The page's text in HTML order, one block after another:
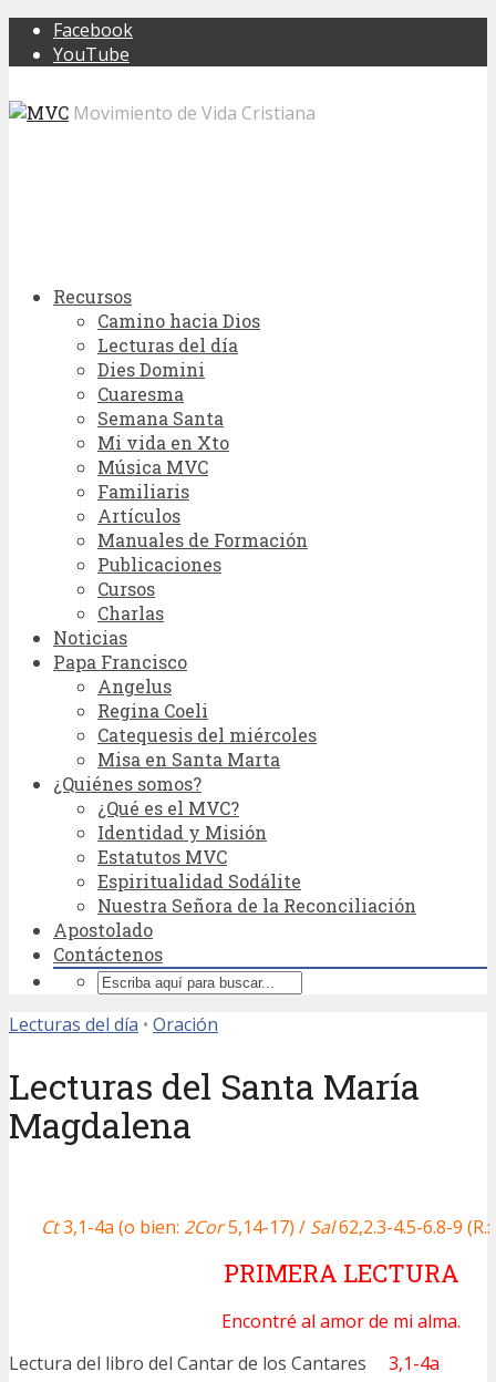
Facebook
YouTube
Movimiento de Vida Cristiana
Recursos
Camino hacia Dios
Lecturas del día
Dies Domini
Cuaresma
Semana Santa
Mi vida en Xto
Música MVC
Familiaris
Artículos
Manuales de Formación
Publicaciones
Cursos
Charlas
Noticias
Papa Francisco
Angelus
Regina Coeli
Catequesis del miércoles
Misa en Santa Marta
¿Quiénes somos?
¿Qué es el MVC?
Identidad y Misión
Estatutos MVC
Espiritualidad Sodálite
Nuestra Señora de la Reconciliación
Apostolado
Contáctenos
Lecturas del día • Oración
Lecturas del Santa María
Magdalena
Ct3,1-4a (o bien: 2Cor5,14-17) / Sal62,2.3-4.5-6.8-9
PRIMERA LECTURA
Encontré al amor de mi alma.
Lectura del libro del Cantar de los Cantares 3,1-4a